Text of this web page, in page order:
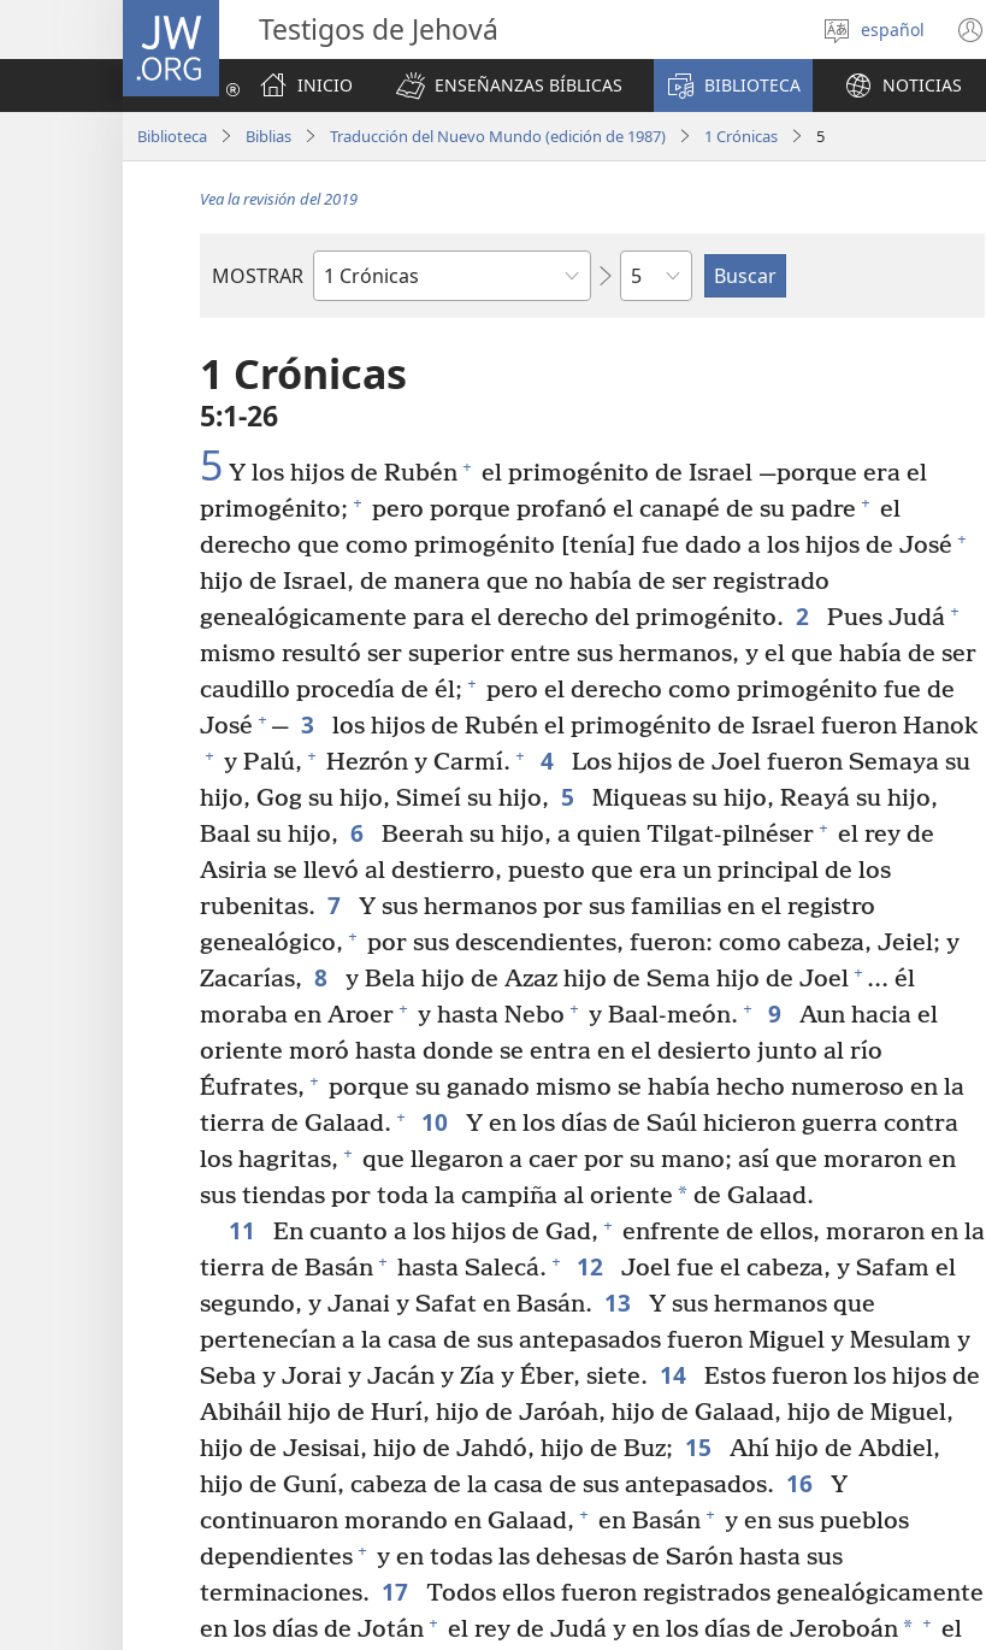
JW.ORG Testigos de Jehová
Seleccionar
idioma
español
INICIO
ENSEÑANZAS BÍBLICAS BIBLIOTECA NOTICIAS
Biblioteca Biblias Traducción del Nuevo Mundo (edición de 1987) 1 Crónicas 5
Vea la revisión del 2019
MOSTRAR
Libro
Biblia
Capítulo
1 Crónicas
5:1-26
5 Y los hijos de Rubén + el primogénito de Israel —porque era el
primogénito; + pero porque profanó el canapé de su padre + el
derecho que como primogénito [tenía] fue dado a los hijos de José +
hijo de Israel, de manera que no había de ser registrado
genealógicamente para el derecho del primogénito. 2 Pues Judá +
mismo resultó ser superior entre sus hermanos, y el que había de ser
caudillo procedía de él; + pero el derecho como primogénito fue de
José + — 3 los hijos de Rubén el primogénito de Israel fueron Hanok
+ y Palú, + Hezrón y Carmí. + 4
Los hijos de Joel fueron Semaya su
hijo, Gog su hijo, Simeí su hijo, 5
Miqueas su hijo, Reayá su hijo,
Baal su hijo, 6 Beerah su hijo, a quien Tilgat-pilnéser + el rey de
Asiria se llevó al destierro, puesto que era un principal de los
rubenitas. 7
Y sus hermanos por sus familias en el registro
genealógico, + por sus descendientes, fueron: como cabeza, Jeiel; y
Zacarías, 8 y Bela hijo de Azaz hijo de Sema hijo de Joel + .⁠.⁠. él
moraba en Aroer + y hasta Nebo + y Baal-meón. + 9
Aun hacia el
oriente moró hasta donde se entra en el desierto junto al río
Éufrates, + porque su ganado mismo se había hecho numeroso en la
tierra de Galaad. + 10
Y en los días de Saúl hicieron guerra contra
los hagritas, + que llegaron a caer por su mano; así que moraron en
sus tiendas por toda la campiña al oriente * de Galaad.
11 En cuanto a los hijos de Gad, + enfrente de ellos, moraron en la
tierra de Basán + hasta Salecá. + 12
Joel fue el cabeza, y Safam el
segundo, y Janai y Safat en Basán. 13
Y sus hermanos que
pertenecían a la casa de sus antepasados fueron Miguel y Mesulam y
Seba y Jorai y Jacán y Zía y Éber, siete. 14
Estos fueron los hijos de
Abiháil hijo de Hurí, hijo de Jaróah, hijo de Galaad, hijo de Miguel,
hijo de Jesisai, hijo de Jahdó, hijo de Buz; 15
Ahí hijo de Abdiel,
hijo de Guní, cabeza de la casa de sus antepasados. 16
Y
continuaron morando en Galaad, + en Basán + y en sus pueblos
dependientes + y en todas las dehesas de Sarón hasta sus
terminaciones. 17
Todos ellos fueron registrados genealógicamente
en los días de Jotán + el rey de Judá y en los días de Jeroboán* + el